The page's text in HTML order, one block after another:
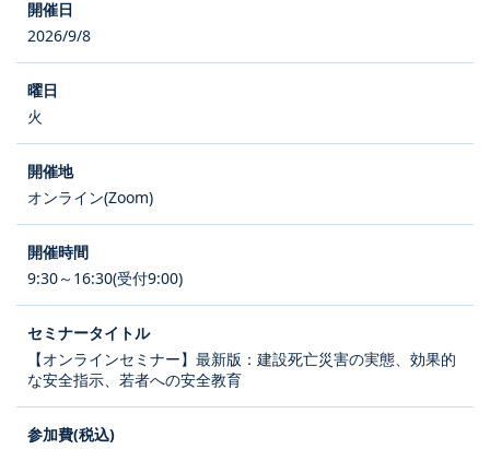
2026/9/8
火
オンライン(Zoom)
9:30～16:30(受付9:00)
【オンラインセミナー】最新版：建設死亡災害の実態、効果的
な安全指示、若者への安全教育